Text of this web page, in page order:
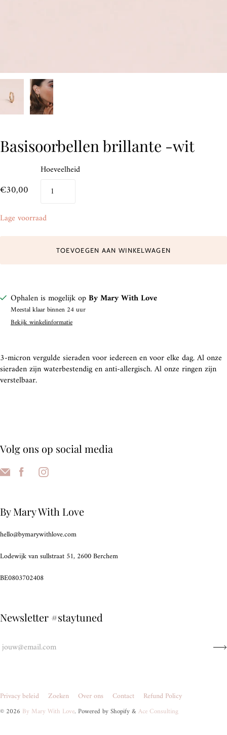
Basisoorbellen brillante -wit
€30,00
Hoeveelheid
Lage voorraad
TOEVOEGEN AAN WINKELWAGEN
Ophalen is mogelijk opBy Mary With Love
Meestal klaar binnen 24 uur
Bekijk winkelinformatie
3-micron vergulde sieraden voor iedereen en voor elke dag. Al onze
sieraden zijn waterbestendig en anti-allergisch. Al onze ringen zijn
verstelbaar.
Volg ons op social media
By Mary With Love
hello@bymarywithlove.com
Lodewijk van sullstraat 51, 2600 Berchem
BE0803702408
Newsletter #staytuned
Privacy beleid Zoeken Over ons Contact Refund Policy
© 2026 By Mary With Love. Powered by Shopify & Ace Consulting